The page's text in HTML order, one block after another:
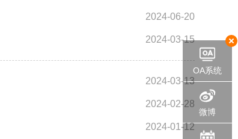
2024-06-20
2024-03-15
2024-03-13
2024-02-28
2024-01-12
OA系统
微博